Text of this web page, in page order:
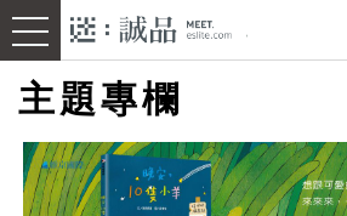
主題專欄